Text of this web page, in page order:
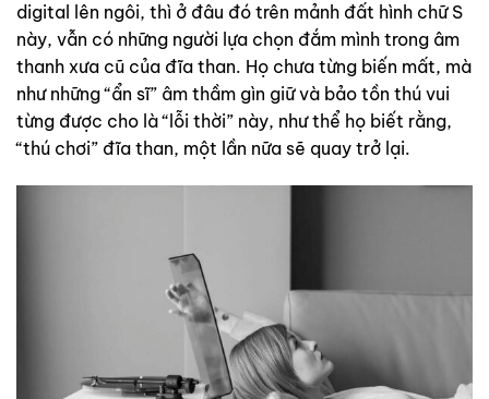
digital lên ngôi, thì ở đâu đó trên mảnh đất hình chữ S
này, vẫn có những người lựa chọn đắm mình trong âm
thanh xưa cũ của đĩa than. Họ chưa từng biến mất, mà
như những “ẩn sĩ” âm thầm gìn giữ và bảo tồn thú vui
từng được cho là “lỗi thời” này, như thể họ biết rằng,
“thú chơi” đĩa than, một lần nữa sẽ quay trở lại.